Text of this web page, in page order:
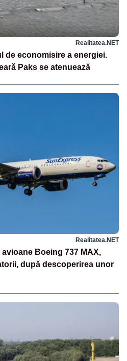
Realitatea.NET
de economisire a energiei.
Paks se atenuează
Realitatea.NET
Boeing 737 MAX,
după descoperirea unor